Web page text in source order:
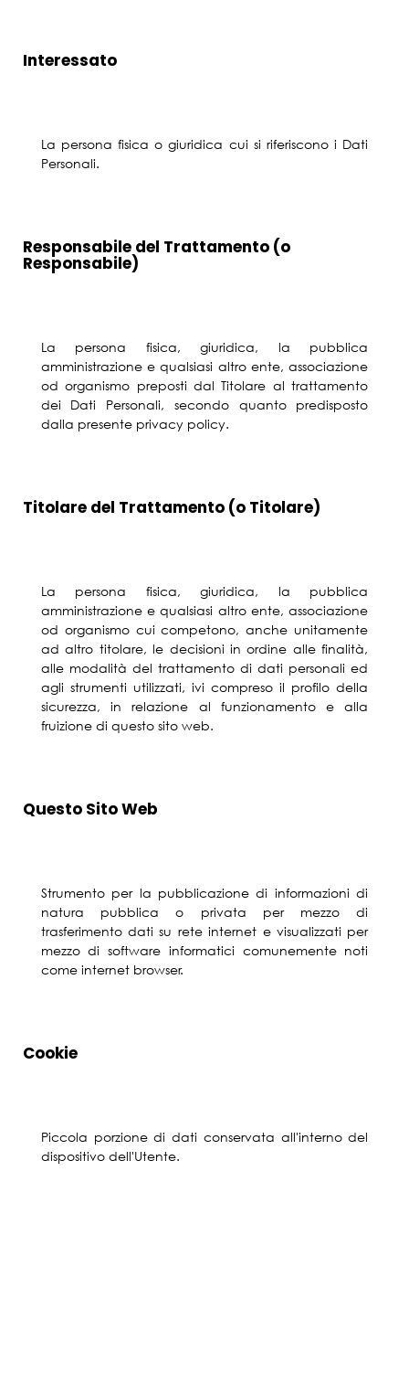
Interessato
La persona fisica o giuridica cui si riferiscono i Dati
Personali.
Responsabile del Trattamento (o
Responsabile)
La persona fisica, giuridica, la pubblica
amministrazione e qualsiasi altro ente, associazione
od organismo preposti dal Titolare al trattamento
dei Dati Personali, secondo quanto predisposto
dalla presente privacy policy.
Titolare del Trattamento (o Titolare)
La persona fisica, giuridica, la pubblica
amministrazione e qualsiasi altro ente, associazione
od organismo cui competono, anche unitamente
ad altro titolare, le decisioni in ordine alle finalità,
alle modalità del trattamento di dati personali ed
agli strumenti utilizzati, ivi compreso il profilo della
sicurezza, in relazione al funzionamento e alla
fruizione di questo sito web.
Questo Sito Web
Strumento per la pubblicazione di informazioni di
natura pubblica o privata per mezzo di
trasferimento dati su rete internet e visualizzati per
mezzo di software informatici comunemente noti
come internet browser.
Cookie
Piccola porzione di dati conservata all'interno del
dispositivo dell'Utente.